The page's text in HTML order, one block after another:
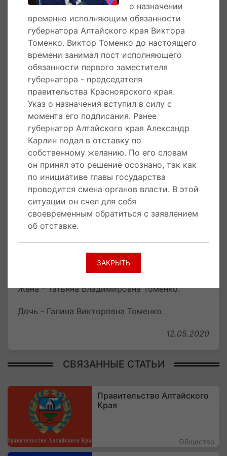
заместителем губернатора Красноярского
края - Председателем правительства
вышеупомянутого региона.
Указом президента Российской Федерации
Владимира Путина от30 мая 2018 года
Томенко Виктор Петрович назначен на
должность временно исполняющего
обязанности губернатора Алтайского края. В
единый день голосования 9 сентября 2018
года одержал победу на выборах губернатора
Алтайского края, получив 53,6% избирателей.
Награды Виктора Томенко
За большой личный вклад в развитие
металлургического производства и
плодотворный труд награжден почетной
грамотой Министерства экономики
Российской Федерации.
Семья Виктора Томенко
Жена - Татьяна Владимировна Томенко.
Дочь - Галина Викторовна Томенко.
12.05.2020
СВЯЗАННЫЕ СТАТЬИ
Правительство Алтайского
Края
Общество
о назначении
временно исполняющим обязанности
губернатора Алтайского края Виктора
Томенко. Виктор Томенко до настоящего
времени занимал пост исполняющего
обязанности первого заместителя
губернатора - председателя
правительства Красноярского края.
Указ о назначения вступил в силу с
момента его подписания. Ранее
губернатор Алтайского края Александр
Карлин подал в отставку по
собственному желанию. По его словам
он принял это решение осознано, так как
по инициативе главы государства
проводится смена органов власти. В этой
ситуации он счел для себя
своевременным обратиться с заявлением
об отставке.
ЗАКРЫТЬ